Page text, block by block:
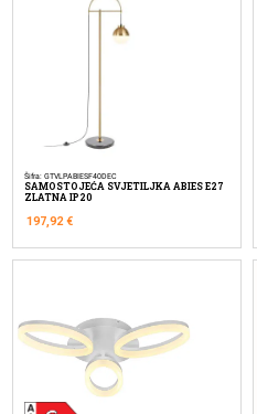
Šifra: GTVLPABIESF40DEC
SAMOSTOJEĆA SVJETILJKA ABIES E27
ZLATNA IP20
197,92€